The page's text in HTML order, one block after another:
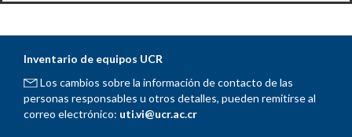
Inventario de equipos UCR
Los cambios sobre la información de contacto de las
personas responsables u otros detalles, pueden remitirse al
correo electrónico: uti.vi@ucr.ac.cr